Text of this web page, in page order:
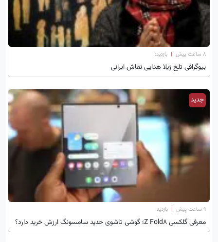
۸ ساعت پیش | بازدید:
بیوگرافی تلخ ژیلا هدایی نقاش ایرانی
جدید
۹ ساعت پیش | بازدید:
معرفی گلکسی Z Fold8؛ گوشی تاشوی جدید سامسونگ ارزش خرید دارد؟